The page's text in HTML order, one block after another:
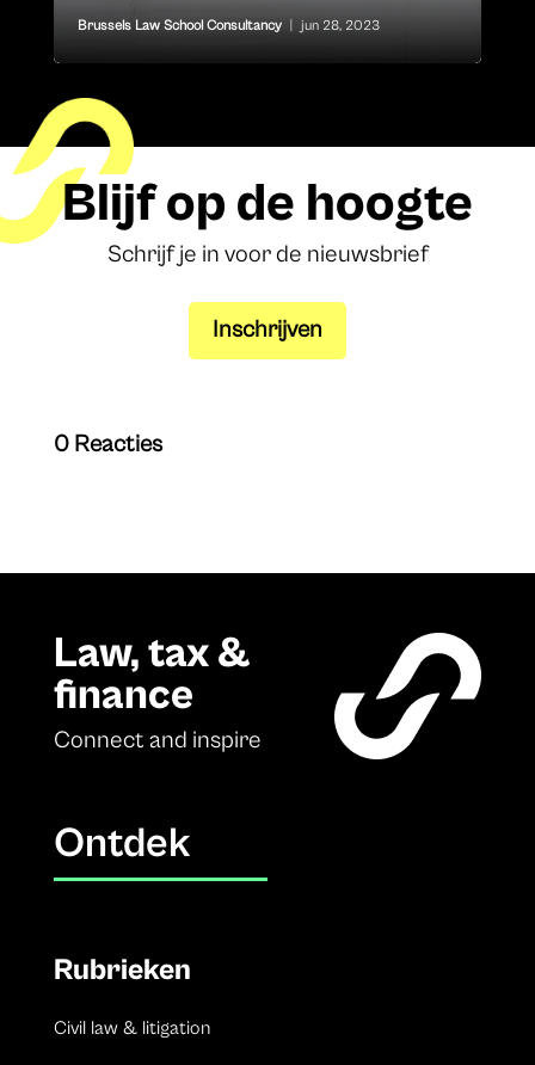
Brussels Law School Consultancy jun 28, 2023
Blijf op de hoogte
Schrijf je in voor de nieuwsbrief
Inschrijven
0 Reacties
Law, tax &
finance
Connect and inspire
Ontdek
Rubrieken
Civil law & litigation